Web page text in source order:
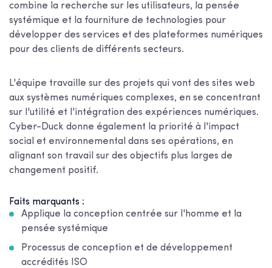
combine la recherche sur les utilisateurs, la pensée
systémique et la fourniture de technologies pour
développer des services et des plateformes numériques
pour des clients de différents secteurs.
L'équipe travaille sur des projets qui vont des sites web
aux systèmes numériques complexes, en se concentrant
sur l'utilité et l'intégration des expériences numériques.
Cyber-Duck donne également la priorité à l'impact
social et environnemental dans ses opérations, en
alignant son travail sur des objectifs plus larges de
changement positif.
Faits marquants :
Applique la conception centrée sur l'homme et la
pensée systémique
Processus de conception et de développement
accrédités ISO